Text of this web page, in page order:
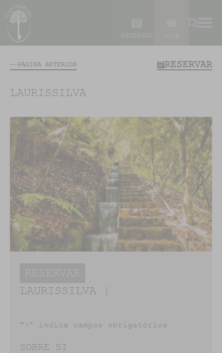
LAURISSILVA
PÁGINA ANTERIOR RESERVAR
RESERVAR
LAURISSILVA |
" * " indica campos obrigatórios
SOBRE SI